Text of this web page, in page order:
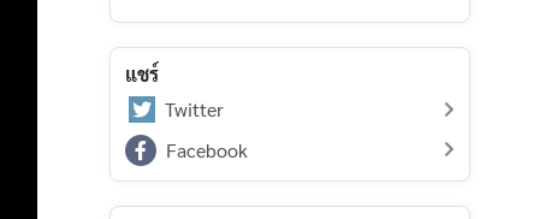
แชร์
Twitter
Facebook